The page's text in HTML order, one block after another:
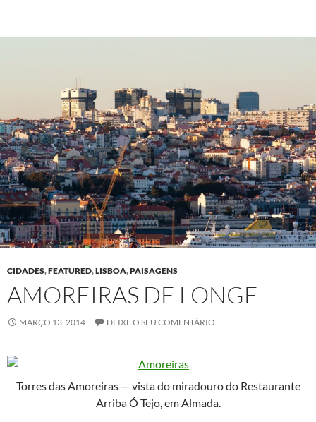
CIDADES,FEATURED,LISBOA,PAISAGENS
AMOREIRAS DE LONGE
MARÇO 13, 2014 DEIXE O SEU COMENTÁRIO
Tor­res das Amor­eiras — vista do miradouro do Restau­rante
Arri­ba Ó Tejo, em Almada.